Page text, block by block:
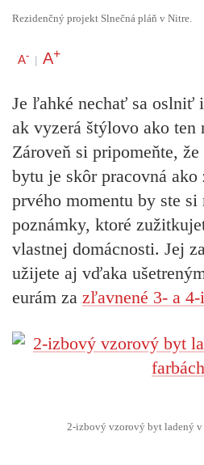
Rezidenčný projekt Slnečná pláň v Nitre.
A- | A+
Je ľahké nechať sa oslniť
ak vyzerá štýlovo ako ten
Zároveň si pripomeňte,
bytu je skôr pracovná
prvého momentu by ste
poznámky, ktoré
vlastnej domácnosti. Jej
užijete aj vďaka
eurám za zľavnené 3- a
2-izbový vzorový byt ladený v